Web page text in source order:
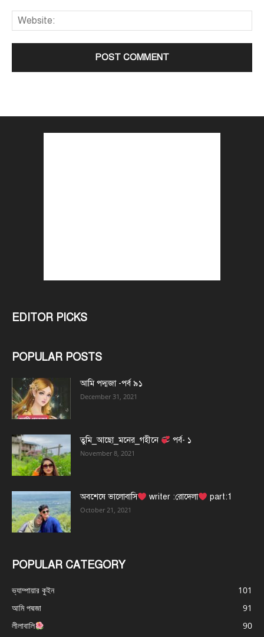
EDITOR PICKS
POPULAR POSTS
আমি পদ্মজা -পর্ব ৯১
December 31, 2021
তুমি_আছো_মনের_গহীনে পর্ব- ১
November 8, 2021
অবশেষে ভালোবাসি writer :রোদেলা part:1
October 21, 2021
POPULAR CATEGORY
ভ্যাম্পায়ার কুইন
101
আমি পদ্মজা
91
লীলাবালি
90